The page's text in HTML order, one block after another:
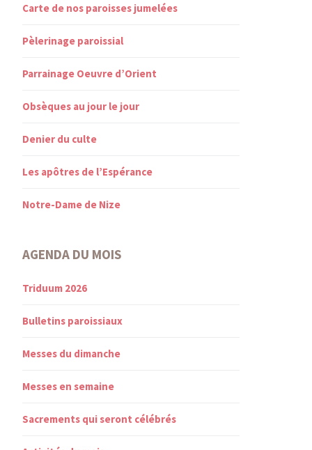
Carte de nos paroisses jumelées
Pèlerinage paroissial
Parrainage Oeuvre d’Orient
Obsèques au jour le jour
Denier du culte
Les apôtres de l’Espérance
Notre-Dame de Nize
AGENDA DU MOIS
Triduum 2026
Bulletins paroissiaux
Messes du dimanche
Messes en semaine
Sacrements qui seront célébrés